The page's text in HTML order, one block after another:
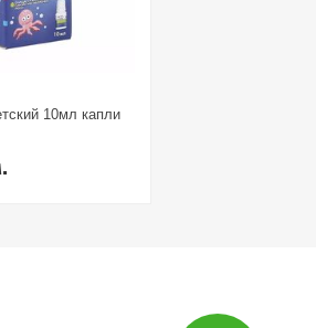
10мл капли